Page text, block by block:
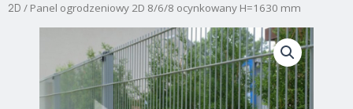
2D / Panel ogrodzeniowy 2D 8/6/8 ocynkowany H=1630 mm